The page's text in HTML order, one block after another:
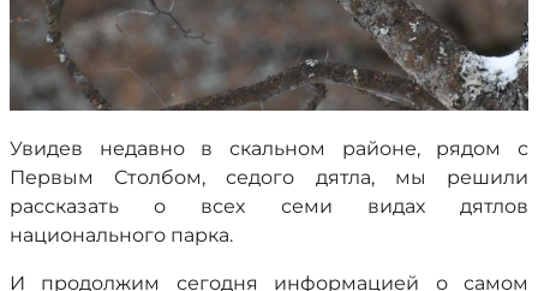
Увидев недавно в скальном районе, рядом с
Первым Столбом, седого дятла, мы решили
рассказать о всех семи видах дятлов
национального парка.
И продолжим сегодня информацией о самом